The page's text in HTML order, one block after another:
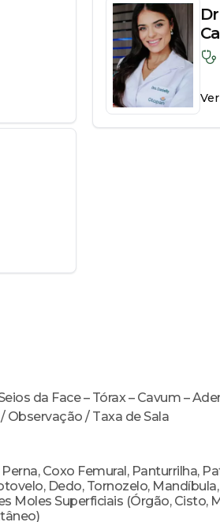
da Face – Tórax – Cavum –
/ Taxa de Sala
Coxo Femural, Panturrilha,
Dedo, Tornozelo,
Moles Superficiais (Órgão, Cisto,